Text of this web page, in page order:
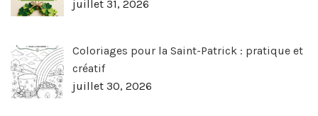
juillet 31, 2026
Coloriages pour la Saint-Patrick : pratique et
créatif
juillet 30, 2026